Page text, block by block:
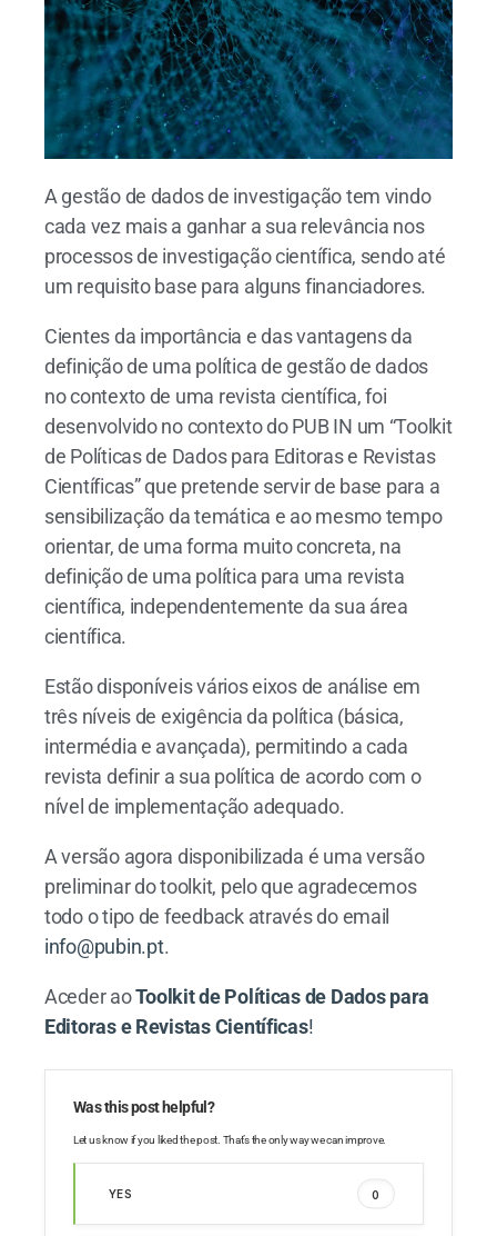
A gestão de dados de investigação tem vindo
cada vez mais a ganhar a sua relevância nos
processos de investigação científica, sendo até
um requisito base para alguns financiadores.
Cientes da importância e das vantagens da
definição de uma política de gestão de dados
no contexto de uma revista científica, foi
desenvolvido no contexto do PUB IN um “Toolkit
de Políticas de Dados para Editoras e Revistas
Científicas” que pretende servir de base para a
sensibilização da temática e ao mesmo tempo
orientar, de uma forma muito concreta, na
definição de uma política para uma revista
científica, independentemente da sua área
científica.
Estão disponíveis vários eixos de análise em
três níveis de exigência da política (básica,
intermédia e avançada), permitindo a cada
revista definir a sua política de acordo com o
nível de implementação adequado.
A versão agora disponibilizada é uma versão
preliminar do toolkit, pelo que agradecemos
todo o tipo de feedback através do email
info@pubin.pt.
Aceder aoToolkit de Políticas de Dados para
Editoras e Revistas Científicas!
Was this post helpful?
Let us know if you liked the post. That’s the only way we can improve.
YES 0